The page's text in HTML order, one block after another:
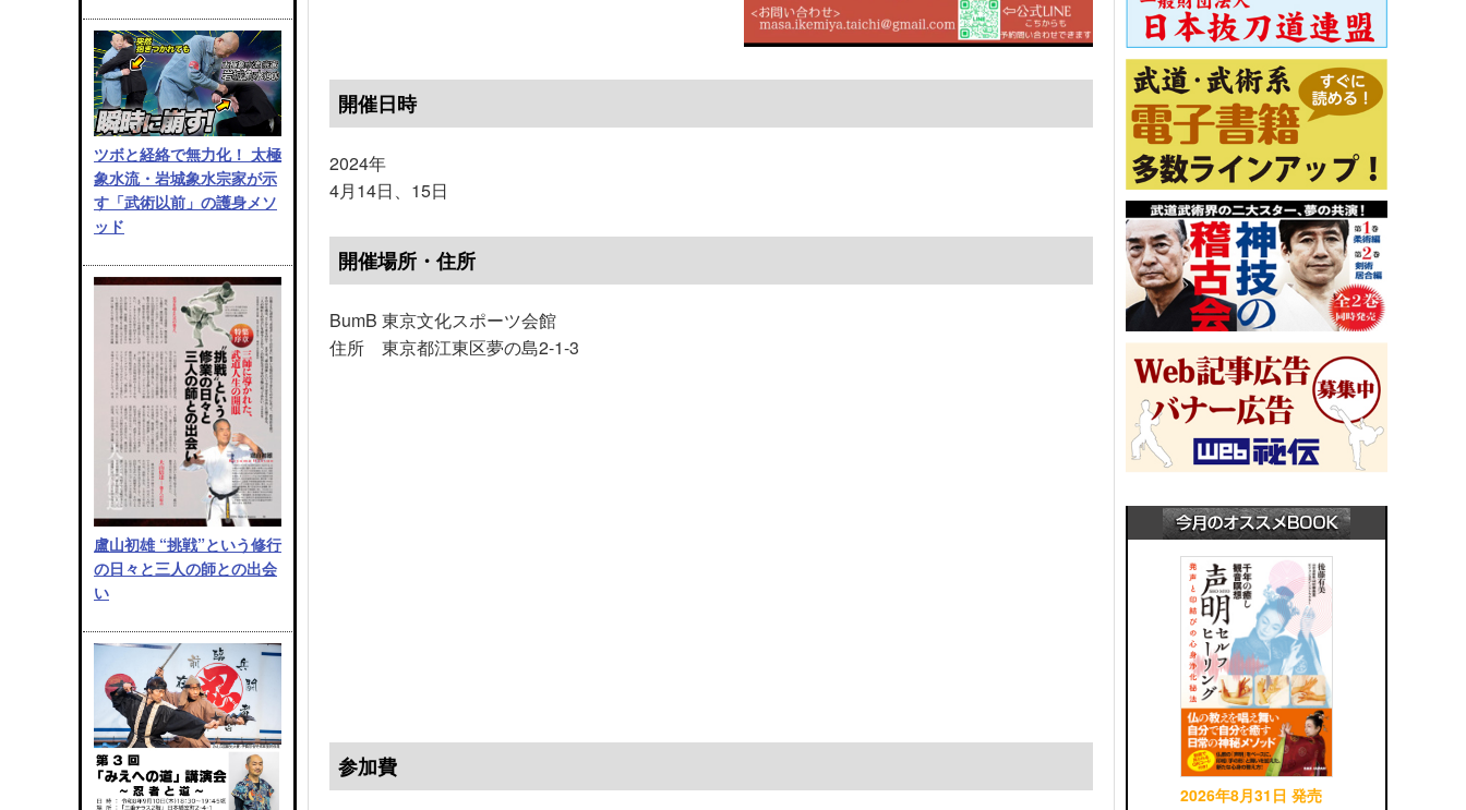
ツボと経絡で無力化！ 太極
象水流・岩城象水宗家が示
す「武術以前」の護身メソ
ッド
盧山初雄 “挑戦”という修行
の日々と三人の師との出会
い
開催日時
2024年
4月14日、15日
開催場所・住所
BumB 東京文化スポーツ会館
住所 東京都江東区夢の島2-1-3
参加費
2026年8月31日 発売